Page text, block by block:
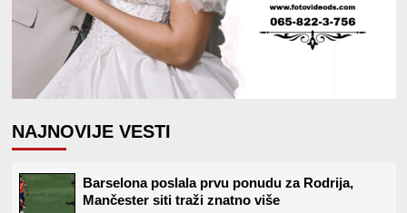
NAJNOVIJE VESTI